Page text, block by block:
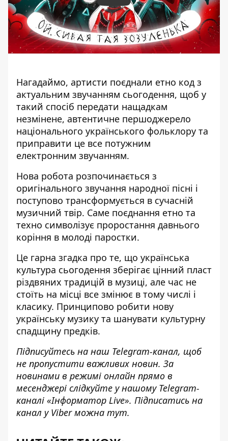
Нагадаймо, артисти поєднали етно код з
актуальним звучанням сьогодення, щоб у
такий спосіб передати нащадкам
незмінене, автентичне першоджерело
національного українського фольклору та
приправити це все потужним
електронним звучанням.
Нова робота розпочинається з
оригінального звучання народної пісні і
поступово трансформується в сучасній
музичний твір. Саме поєднання етно та
техно символізує проростання давнього
коріння в молоді паростки.
Це гарна згадка про те, що українська
культура сьогодення зберігає цінний пласт
різдвяних традицій в музиці, але час не
стоїть на місці все змінює в тому числі і
класику. Принципово робити нову
українську музику та шанувати культурну
спадщину предків.
Підписуйтесь на наш Telegram-канал, щоб
не пропустити важливих новин. За
новинами в режимі онлайн прямо в
месенджері слідкуйте у нашому Telegram-
каналі «Інформатор Live». Підписатись на
канал у Viber можна тут.